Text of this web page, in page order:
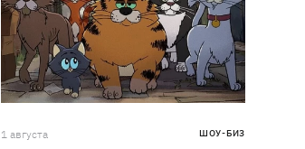
1 августа ШОУ-БИЗ